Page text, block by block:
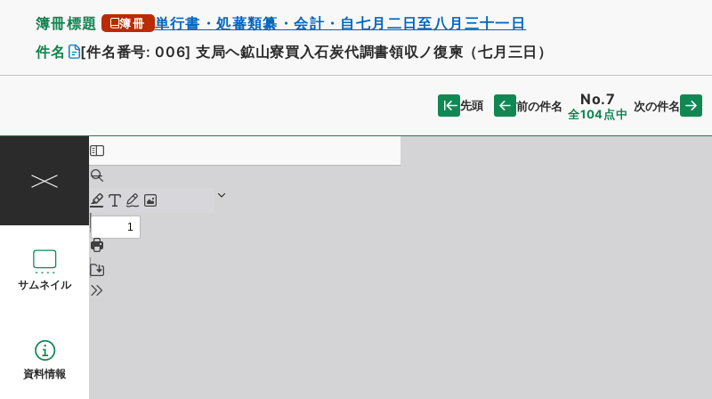
簿冊標題 簿冊 単行書・処蕃類纂・会計・自七月二日至八月三十一日
件名 [件名番号: 006] 支局ヘ鉱山寮買入石炭代調書領収ノ復柬（七月三日）
先頭 前の件名 No.7
全104点中
次の件名
サムネイル
資料情報